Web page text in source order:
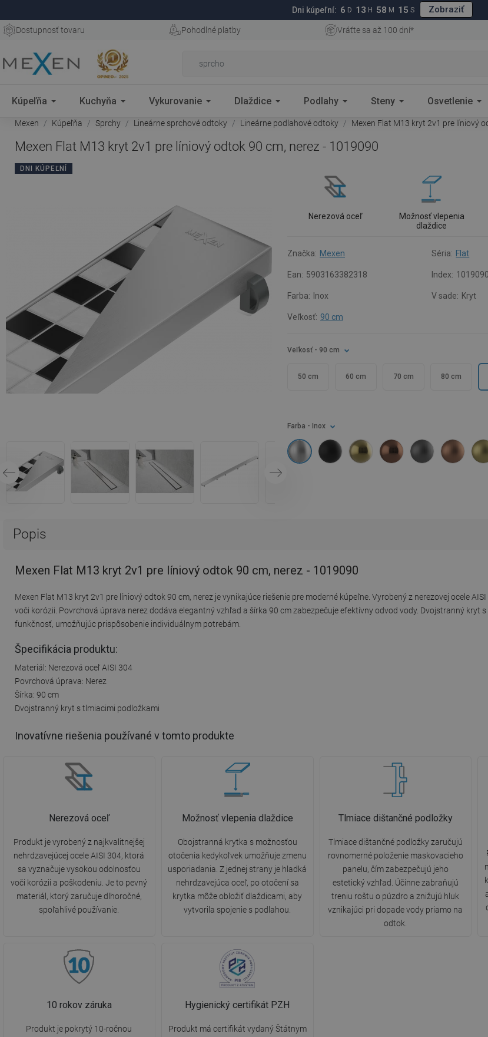
Dni kúpeľní: 6 D 13 H 58 M 14 S Zobraziť
Dostupnosť tovaru Pohodlné platby Vráťte sa až 100 dní*
Kúpeľňa Kuchyňa Vykurovanie Dlaždice Podlahy Steny Osvetlenie
Mexen Kúpeľňa Sprchy Lineárne sprchové odtoky Lineárne podlahové odtoky Mexen Flat M13 kryt 2v1 pre líniový
Mexen Flat M13 kryt 2v1 pre líniový odtok 90 cm, nerez - 1019090
DNI KÚPEĽNÍ
Nerezová oceľ
Možnosť vlepenia
dlaždice
Značka: Mexen Séria: Flat
Ean: 5903163382318 Index: 1019090
Farba: Inox V sade: Kryt
Veľkosť: 90 cm
Veľkosť- 90 cm
50 cm 60 cm 70 cm 80 cm
Farba - Inox
Popis
Mexen Flat M13 kryt 2v1 pre líniový odtok 90 cm, nerez - 1019090
Mexen Flat M13 kryt 2v1 pre líniový odtok 90 cm, nerez je vynikajúce riešenie pre moderné kúpeľne. Vyrobený z nerezovej ocele
voči korózii. Povrchová úprava nerez dodáva elegantný vzhľad a šírka 90 cm zabezpečuje efektívny odvod vody. Dvojstranný kryt
funkčnosť, umožňujúc prispôsobenie individuálnym potrebám.
Špecifikácia produktu:
Materiál: Nerezová oceľ AISI 304
Povrchová úprava: Nerez
Šírka: 90 cm
Dvojstranný kryt s tlmiacimi podložkami
Inovatívne riešenia používané v tomto produkte
Nerezová oceľ
Produkt je vyrobený z najkvalitnejšej
nehrdzavejúcej ocele AISI 304, ktorá
sa vyznačuje vysokou odolnosťou
voči korózii a poškodeniu. Je to pevný
materiál, ktorý zaručuje dlhoročné,
spoľahlivé používanie.
Možnosť vlepenia dlaždice
Obojstranná krytka s možnosťou
otočenia kedykoľvek umožňuje zmenu
usporiadania. Z jednej strany je hladká
nehrdzavejúca oceľ, po otočení sa
krytka môže obložiť dlaždicami, aby
vytvorila spojenie s podlahou.
Tlmiace dištančné podložky
Tlmiace dištančné podložky zaručujú
rovnomerné položenie maskovacieho
panelu, čím zabezpečujú jeho
estetický vzhľad. Účinne zabraňujú
treniu roštu o púzdro a znižujú hluk
vznikajúci pri dopade vody priamo na
odtok.
10 rokov záruka
Produkt je pokrytý 10-ročnou
Hygienický certifikát PZH
Produkt má certifikát vydaný Štátnym